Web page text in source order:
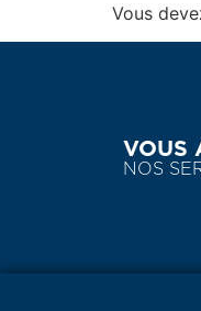
Vous
VOUS
NOS